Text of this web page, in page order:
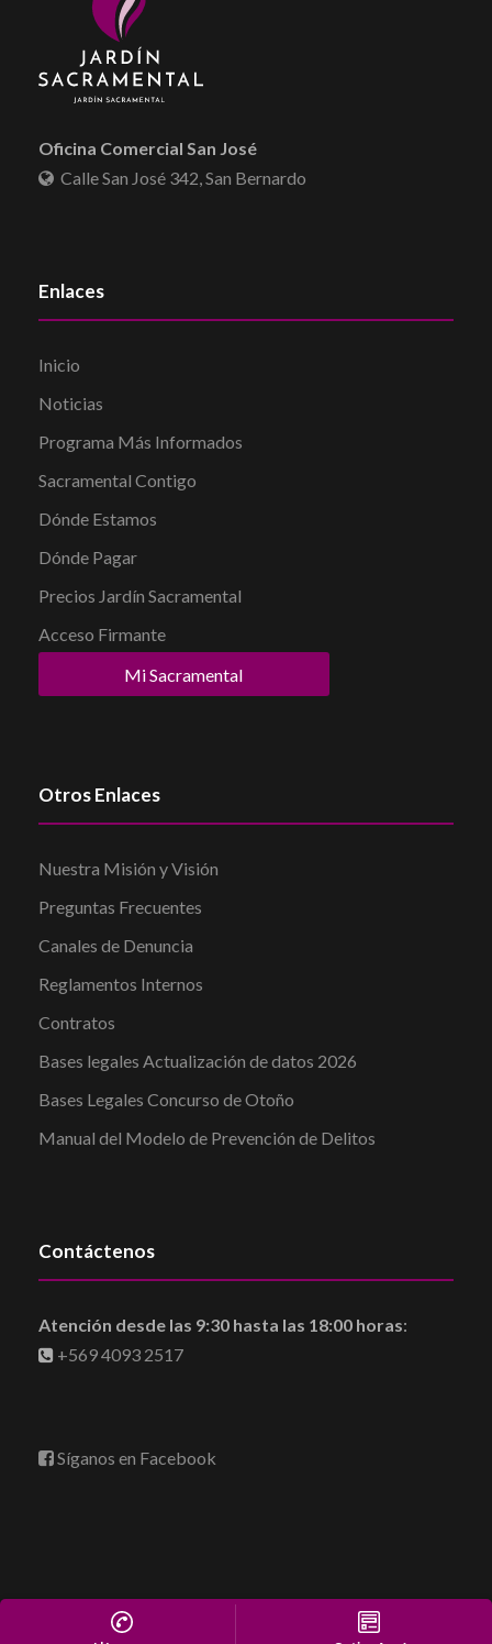
Oficina Comercial San José
Calle San José 342, San Bernardo
Enlaces
Inicio
Noticias
Programa Más Informados
Sacramental Contigo
Dónde Estamos
Dónde Pagar
Precios Jardín Sacramental
Acceso Firmante
Mi Sacramental
Otros Enlaces
Nuestra Misión y Visión
Preguntas Frecuentes
Canales de Denuncia
Reglamentos Internos
Contratos
Bases legales Actualización de datos 2026
Bases Legales Concurso de Otoño
Manual del Modelo de Prevención de Delitos
Contáctenos
Atención desde las 9:30 hasta las 18:00 horas:
+569 4093 2517
Síganos en Facebook
Parque Cementerio Jardín Sacramental ©2022